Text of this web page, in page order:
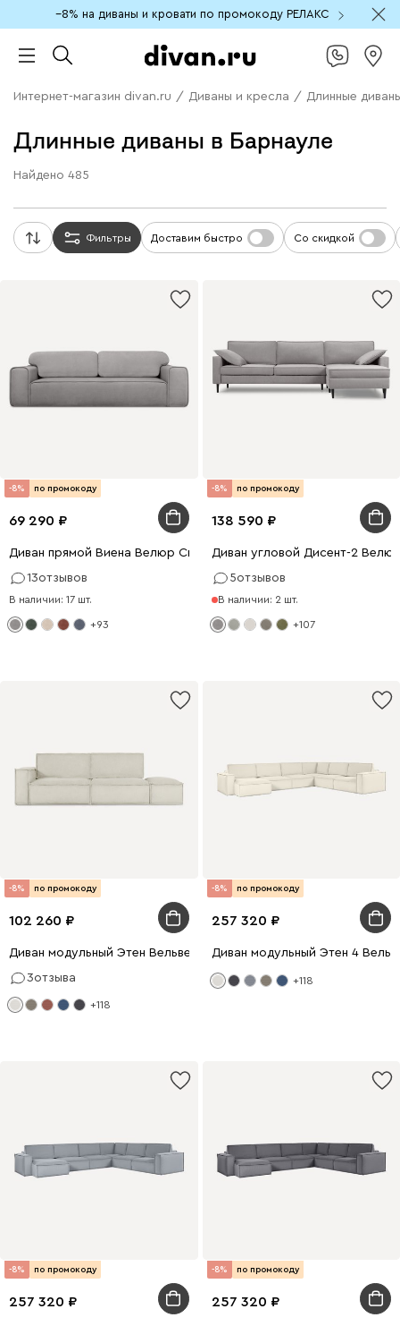
−8% на диваны и кровати по промокоду РЕЛАКС
Интернет-магазин divan.ru / Диваны и кресла / Длинные
Длинные диваны в Барнауле
Найдено 485
Фильтры Доставим быстро Со скидкой
-8% по промокоду
69 290
Диван прямой Виена Велюр Светло-серый
13отзывов
В наличии: 17 шт.
+93
-8% по промокоду
138 590
Диван угловой Дисент-2
5отзывов
В наличии: 2 шт.
+107
-8% по промокоду
102 260
Диван модульный Этен Вельвет Молочный
3отзыва
+118
-8% по промокоду
257 320
Диван модульный Этен 4
+118
-8% по промокоду
257 320
-8% по промокоду
257 320